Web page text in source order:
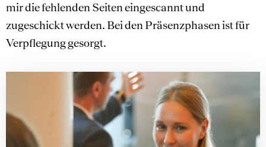
mir die fehlenden Seiten eingescannt und
zugeschickt werden. Bei den Präsenzphasen ist für
Verpflegung gesorgt.